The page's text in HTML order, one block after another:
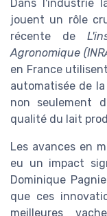
Dans l'industrie
jouent un rôle
récente de
Agronomique
en France
automatisée de
non seulement
qualité du lait
Les avances en
eu un impact
Dominique
que ces
meilleures